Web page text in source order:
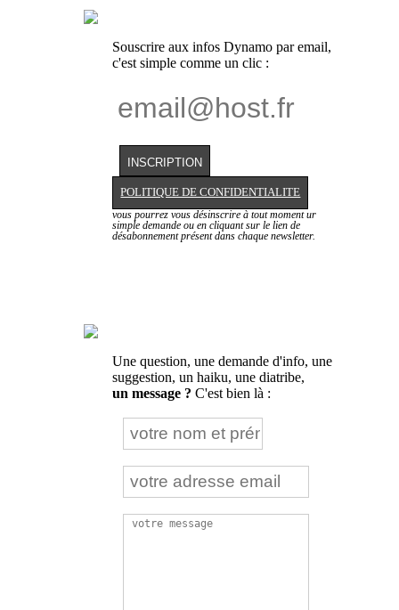
Souscrire aux infos Dynamo par email,
c'est simple comme un clic :
POLITIQUE DE CONFIDENTIALITE
vous pourrez vous désinscrire à tout moment ur
simple demande ou en cliquant sur le lien de
désabonnement présent dans chaque newsletter.
Une question, une demande d'info, une
suggestion, un haiku, une diatribe,
un message ? C'est bien là :